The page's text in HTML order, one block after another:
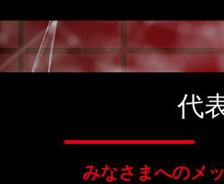
代
みなさまへのメ